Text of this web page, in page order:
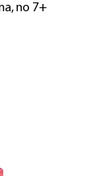
no 7+